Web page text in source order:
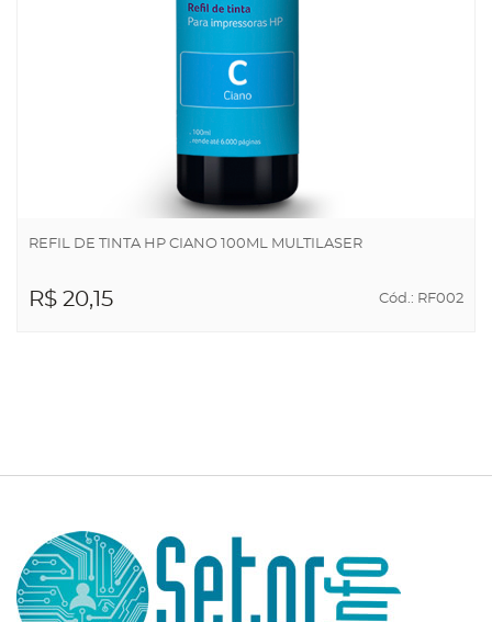
REFIL DE TINTA HP CIANO 100ML MULTILASER
R$ 20,15 Cód.: RF002